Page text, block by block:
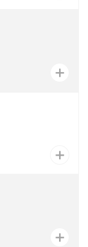
✕
✕
✕